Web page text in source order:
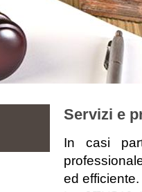
Servizi e
In casi
ed efficiente.